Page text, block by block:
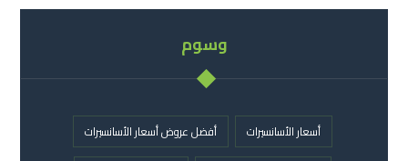
وسوم
أسعار الأسانسيرات
أفضل عروض أسعار الأسانسيرات